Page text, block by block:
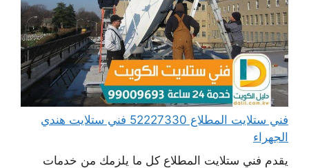
فني ستلايت المطلاع 52227330 فني ستلايت هندي
الجهراء
يقدم فني ستلايت المطلاع كل ما يلزمك من خدمات